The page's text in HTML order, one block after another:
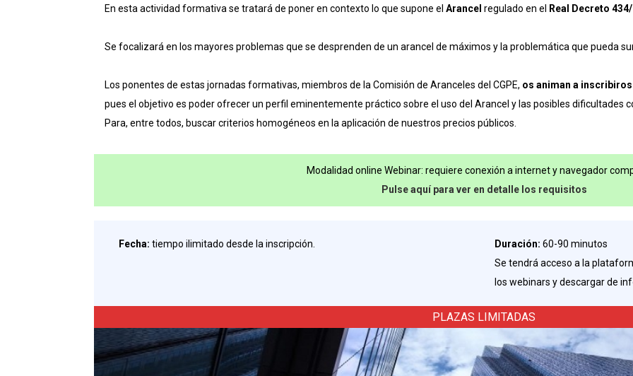
En esta actividad formativa se tratará de poner en contexto lo que supone el Arancel regulado en el Real Decreto
Se focalizará en los mayores problemas que se desprenden de un arancel de máximos y la problemática que pueda
Los ponentes de estas jornadas formativas, miembros de la Comisión de Aranceles del CGPE, os animan a
pues el objetivo es poder ofrecer un perfil eminentemente práctico sobre el uso del Arancel y las posibles dificultades
Para, entre todos, buscar criterios homogéneos en la aplicación de nuestros precios públicos.
Modalidad online Webinar: requiere conexión a internet y navegador
Pulse aquí para ver en detalle los requisitos
Fecha: tiempo ilimitado desde la inscripción. Duración: 60-90 minutos
Se tendrá acceso a la
los webinars y descargar de
PLAZAS LIMITADAS